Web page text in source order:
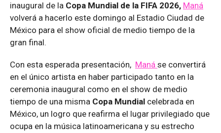
inaugural de la Copa Mundial de la FIFA 2026, Maná
volverá a hacerlo este domingo al Estadio Ciudad de
México para el show oficial de medio tiempo de la
gran final.
Con esta esperada presentación, Maná se convertirá
en el único artista en haber participado tanto en la
ceremonia inaugural como en el show de medio
tiempo de una misma Copa Mundial celebrada en
México, un logro que reafirma el lugar privilegiado que
ocupa en la música latinoamericana y su estrecho